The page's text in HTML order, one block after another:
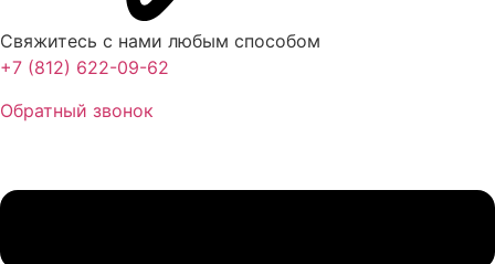
Свяжитесь с нами любым способом
+7 (812) 622-09-62
Обратный звонок